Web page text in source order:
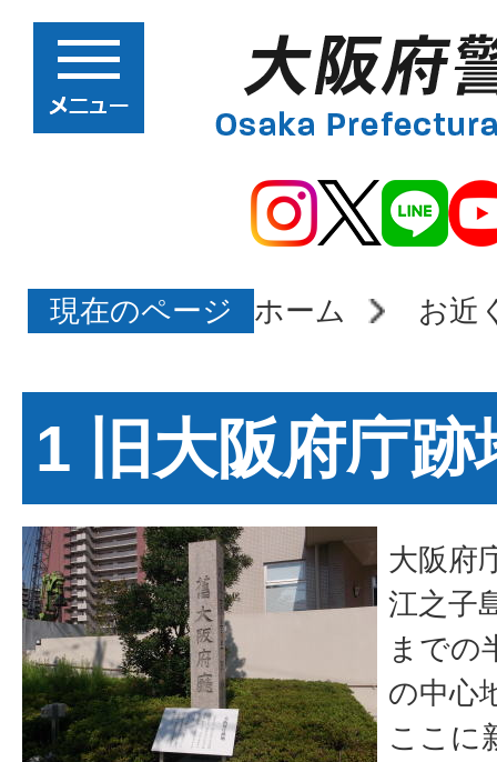
現在のページ ホーム お近
1 旧大阪府庁跡
大阪府
江之子
までの
の中心
ここに